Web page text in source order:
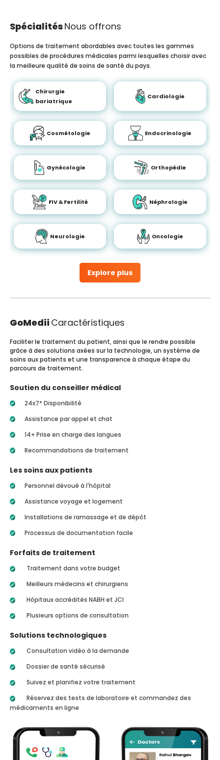
SpécialitésNous offrons
Explore plus
Options de traitement abordables avec toutes les gammes
possibles de procédures médicales parmi lesquelles choisir avec
la meilleure qualité de soins de santé du pays.
Chirurgie
bariatrique
Cardiologie
Cosmétologie Endocrinologie
Gynécologie Orthopédie
FIV & Fertilité Néphrologie
Neurologie Oncologie
GoMedii Caractéristiques
Faciliter le traitement du patient, ainsi que le rendre possible
grâce à des solutions axées sur la technologie, un système de
soins aux patients et une transparence à chaque étape du
parcours de traitement.
Soutien du conseiller médical
24x7* Disponibilité
Assistance par appel et chat
14+ Prise en charge des langues
Recommandations de traitement
Les soins aux patients
Personnel dévoué à l'hôpital
Assistance voyage et logement
Installations de ramassage et de dépôt
Processus de documentation facile
Forfaits de traitement
Traitement dans votre budget
Meilleurs médecins et chirurgiens
Hôpitaux accrédités NABH et JCI
Plusieurs options de consultation
Solutions technologiques
Consultation vidéo à la demande
Dossier de santé sécurisé
Suivez et planifiez votre traitement
Réservez des tests de laboratoire et commandez des
médicaments en ligne